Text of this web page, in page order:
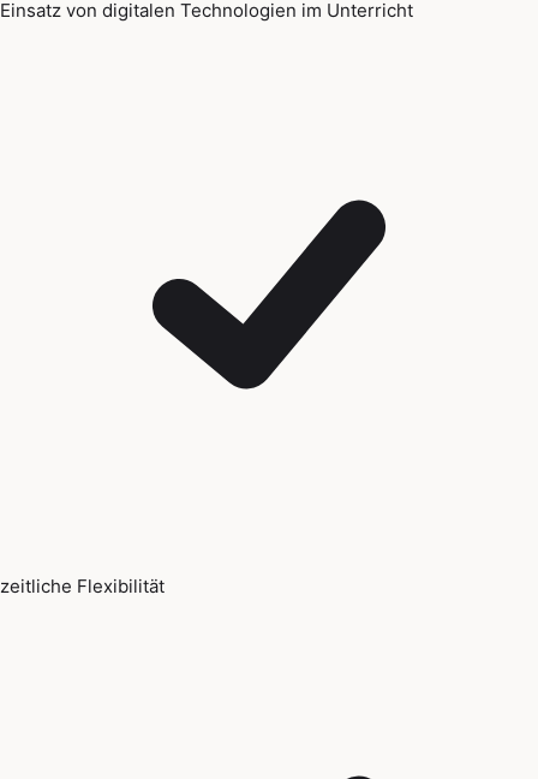
Einsatz von digitalen Technologien im Unterricht
zeitliche Flexibilität